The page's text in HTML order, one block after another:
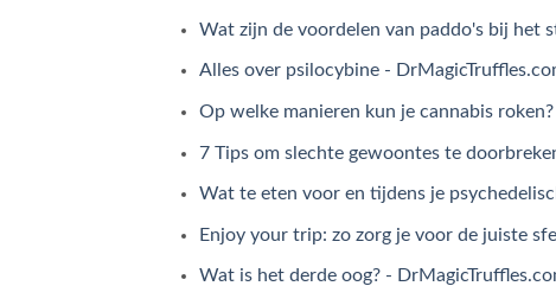
Wat zijn de voordelen van paddo's bij het
Alles over psilocybine -
Op welke manieren kun je cannabis
7 Tips om slechte gewoontes te
Wat te eten voor en tijdens je
Enjoy your trip: zo zorg je voor de juiste
Wat is het derde oog? -